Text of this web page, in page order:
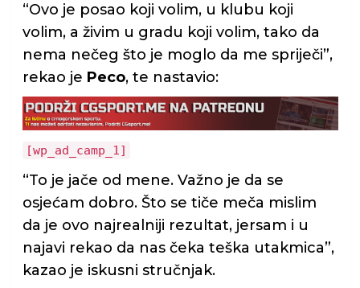
“Ovo je posao koji volim, u klubu koji
volim, a živim u gradu koji volim, tako da
nema nečeg što je moglo da me spriječi”,
rekao je Peco, te nastavio:
[wp_ad_camp_1]
“To je jače od mene. Važno je da se
osjećam dobro. Što se tiče meča mislim
da je ovo najrealniji rezultat, jersam i u
najavi rekao da nas čeka teška utakmica”,
kazao je iskusni stručnjak.